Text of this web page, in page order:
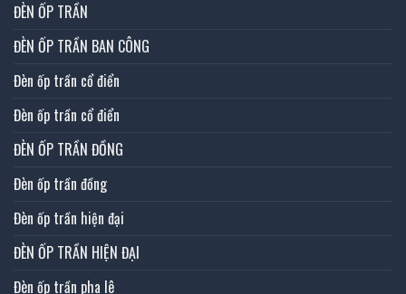
ĐÈN ỐP TRẦN
ĐÈN ỐP TRẦN BAN CÔNG
Đèn ốp trần cổ điển
Đèn ốp trần cổ điển
ĐÈN ỐP TRẦN ĐỒNG
Đèn ốp trần đồng
Đèn ốp trần hiện đại
ĐÈN ỐP TRẦN HIỆN ĐẠI
Đèn ốp trần pha lê